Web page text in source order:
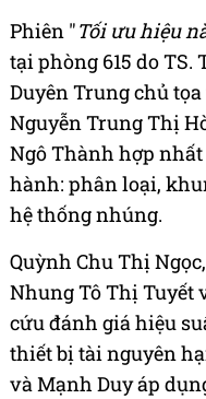
Phiên "Tối ưu hiệu
tại phòng 615 do TS.
Duyên Trung chủ
Nguyễn Trung Thị
Ngô Thành hợp
hành: phân loại,
hệ thống nhúng.
Quỳnh Chu Thị
Nhung Tô Thị Tuyết
cứu đánh giá hiệu
thiết bị tài nguyên
và Mạnh Duy áp